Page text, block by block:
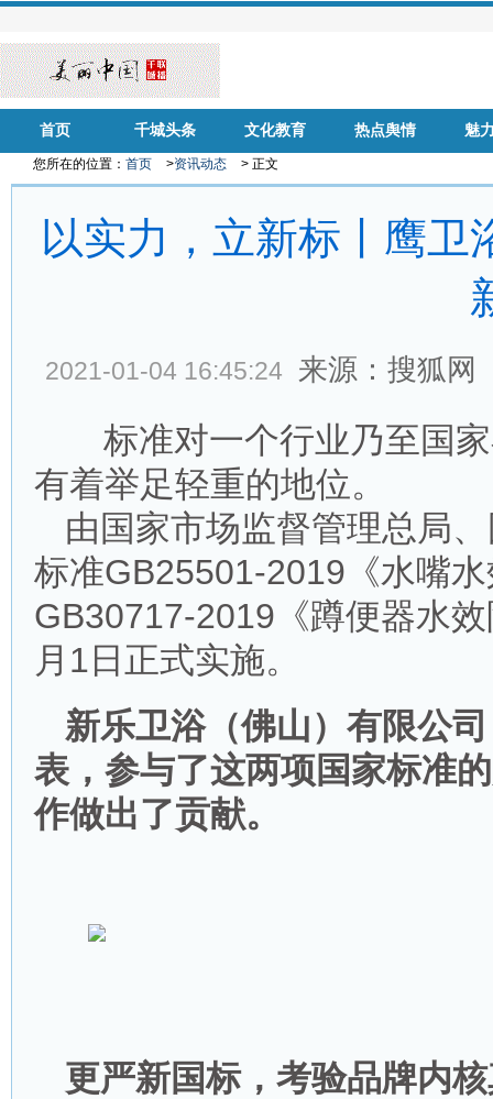
首页 千城头条 文化教育 热点舆情 魅
您所在的位置： 首页 >资讯动态 > 正文
以实力，立新标丨鹰卫
2021-01-04 16:45:24 来源：搜狐网
标准对一个行业乃至国家
有着举足轻重的地位。
由国家市场监督管理总局
标准GB25501-2019《水嘴
GB30717-2019《蹲便器水
月1日正式实施。
新乐卫浴（佛山）有限公
表，参与了这两项国家标准
作做出了贡献。
更严新国标，考验品牌内